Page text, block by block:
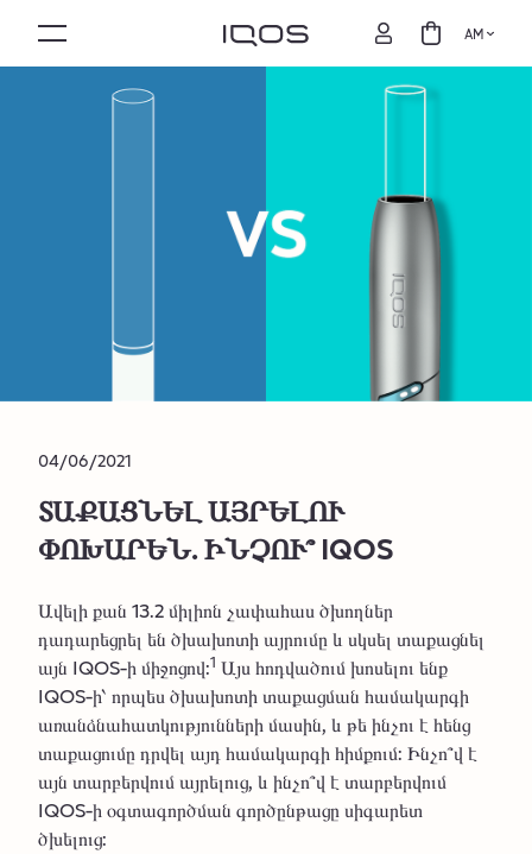
AM
04/06/2021
ՏԱՔԱՑՆԵԼ ԱՅՐԵԼՈՒ
ՓՈԽԱՐԵՆ. ԻՆՉՈՒ՞ IQOS
Ավելի քան 13.2 միլիոն չափահաս ծխողներ
դադարեցրել են ծխախոտի այրումը և սկսել տաքացնել
այն IQOS-ի միջոցով:1 Այս հոդվածում խոսելու ենք
IQOS-ի՝ որպես ծխախոտի տաքացման համակարգի
առանձնահատկությունների մասին, և թե ինչու է հենց
տաքացումը դրվել այդ համակարգի հիմքում: Ինչո՞վ է
այն տարբերվում այրելուց, և ինչո՞վ է տարբերվում
IQOS-ի օգտագործման գործընթացը սիգարետ
ծխելուց: